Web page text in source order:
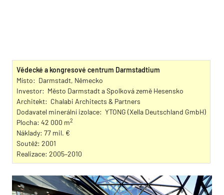
Vědecké a kongresové centrum Darmstadtium
Místo: Darmstadt, Německo
Investor: Město Darmstadt a Spolková země Hesensko
Architekt: Chalabi Architects & Partners
Dodavatel minerální izolace: YTONG (Xella Deutschland GmbH)
Plocha: 42 000 m2
Náklady: 77 mil. €
Soutěž: 2001
Realizace: 2005–2010